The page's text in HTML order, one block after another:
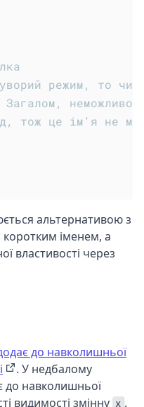
режим, то
неможливо
тож це ім'я не
альтернативою з
коротким іменем, а
властивості через
до навколишньої
. У недбалому
до навколишньої
видимості змінну x .